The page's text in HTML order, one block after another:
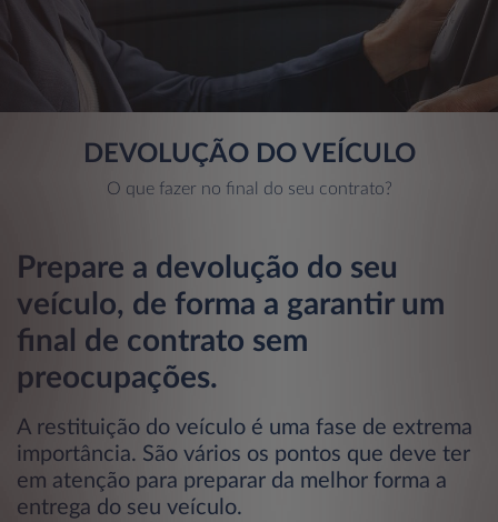
DEVOLUÇÃO DO VEÍCULO
O que fazer no final do seu contrato?
Prepare a devolução do seu
veículo, de forma a garantir um
final de contrato sem
preocupações.
A restituição do veículo é uma fase de extrema
importância. São vários os pontos que deve ter
em atenção para preparar da melhor forma a
entrega do seu veículo.